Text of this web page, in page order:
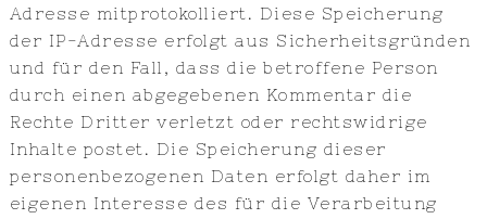
Adresse mitprotokolliert. Diese Speicherung
der IP-Adresse erfolgt aus Sicherheitsgründen
und für den Fall, dass die betroffene Person
durch einen abgegebenen Kommentar die
Rechte Dritter verletzt oder rechtswidrige
Inhalte postet. Die Speicherung dieser
personenbezogenen Daten erfolgt daher im
eigenen Interesse des für die Verarbeitung